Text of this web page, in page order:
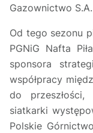
Gazownictwo S.A.
Od tego sezonu
PGNiG Nafta
sponsora
współpracy
do
siatkarki
Polskie